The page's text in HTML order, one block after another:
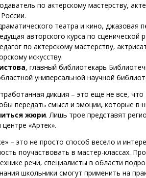
по актерскому мастерству,
театра и кино, джазовая
авторского курса по сценической
по актерскому мастерству,
искусству.
, главный библиотекарь
универсальной научной
дикция – это еще не все,
передать смысл и эмоции, которые в
жюри. Лишь трое представят
«Артек».
– это не просто способ весело и
поучаствовать в мастер-классах.
речи, специалисты в области
школьники смогут применить на